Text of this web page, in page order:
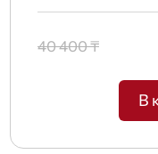
40 400 ₸
В